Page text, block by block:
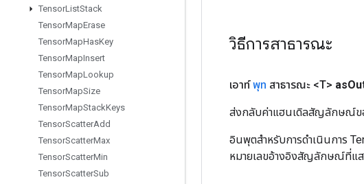
TensorListStack
TensorMapErase
TensorMapHasKey
TensorMapInsert
TensorMapLookup
TensorMapSize
TensorMapStackKeys
TensorScatterAdd
TensorScatterMax
TensorScatterMin
TensorScatterSub
วิธีการสาธารณะ
เอาท์พุท สาธารณะ <T> as
ส่งกลับค่าแฮนเดิลสัญลักษณ์ข
อินพุตสำหรับการดำเนินการ
หมายเลขอ้างอิงสัญลักษณ์ที่แ